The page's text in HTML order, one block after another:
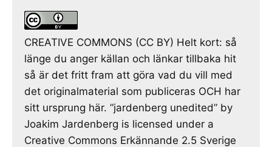
CREATIVE COMMONS (CC BY) Helt kort: så
länge du anger källan och länkar tillbaka hit
så är det fritt fram att göra vad du vill med
det originalmaterial som publiceras OCH har
sitt ursprung här. ”jardenberg unedited” by
Joakim Jardenberg is licensed under a
Creative Commons Erkännande 2.5 Sverige